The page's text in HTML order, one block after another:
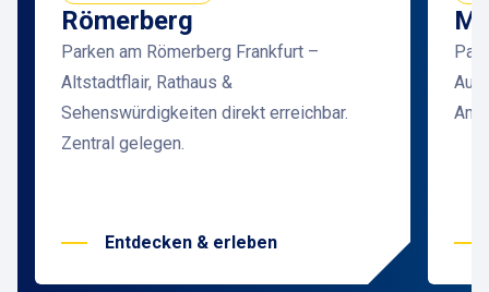
Römerberg
Parken am Römerberg Frankfurt –
Altstadtflair, Rathaus &
Sehenswürdigkeiten direkt erreichbar.
Zentral gelegen.
Entdecken & erleben